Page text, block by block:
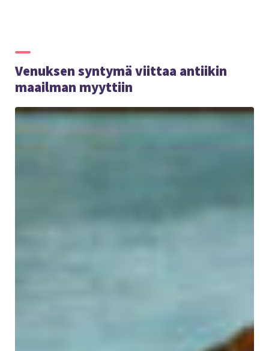
Venuksen syntymä viittaa antiikin
maailman myyttiin